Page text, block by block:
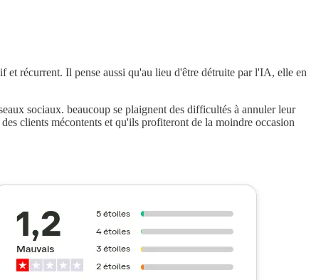
et récurrent. Il pense aussi qu'au lieu d'être détruite par l'IA, elle en
sociaux. beaucoup se plaignent des difficultés à annuler leur
clients mécontents et qu'ils profiteront de la moindre occasion